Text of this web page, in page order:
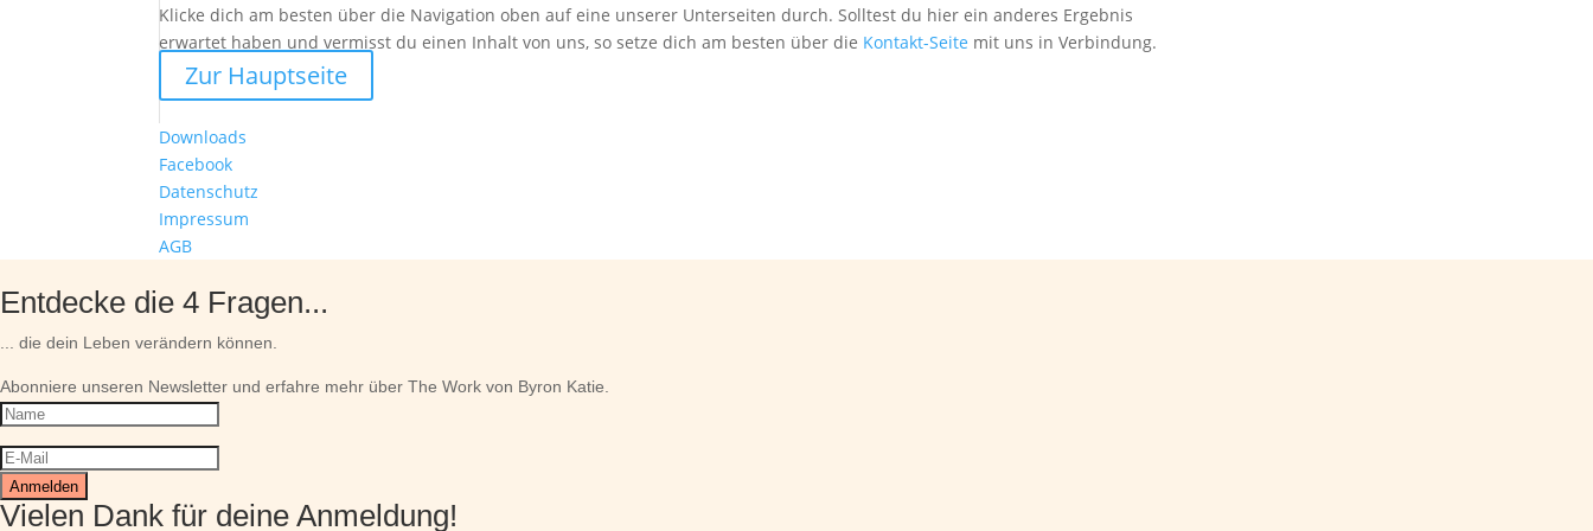
Klicke dich am besten über die Navigation oben auf eine unserer Unterseiten durch. Solltest du hier ein anderes Ergebnis
erwartet haben und vermisst du einen Inhalt von uns, so setze dich am besten über die Kontakt-Seite mit uns in Verbindung.
Zur Hauptseite
Downloads
Facebook
Datenschutz
Impressum
AGB
Entdecke die 4 Fragen...
... die dein Leben verändern können.
Abonniere unseren Newsletter und erfahre mehr über The Work von Byron Katie.
Anmelden
Vielen Dank für deine Anmeldung!